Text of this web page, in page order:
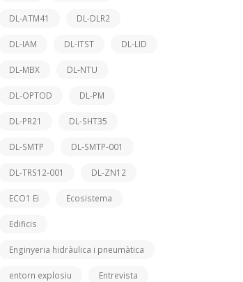
DL-ATM41 DL-DLR2
DL-IAM DL-ITST DL-LID
DL-MBX DL-NTU
DL-OPTOD DL-PM
DL-PR21 DL-SHT35
DL-SMTP DL-SMTP-001
DL-TRS12-001 DL-ZN12
ECO1 Ei Ecosistema
Edificis
Enginyeria hidràulica i pneumàtica
entorn explosiu Entrevista